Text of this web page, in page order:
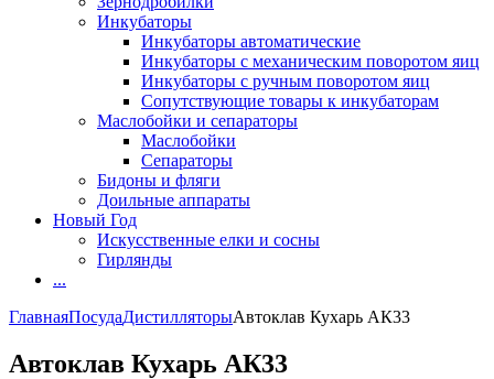
Инкубаторы
Инкубаторы автоматические
Инкубаторы с механическим поворотом яиц
Инкубаторы с ручным поворотом яиц
Сопутствующие товары к инкубаторам
Маслобойки и сепараторы
Маслобойки
Сепараторы
Бидоны и фляги
Доильные аппараты
Новый Год
Искусственные елки и сосны
Гирлянды
...
ГлавнаяПосудаДистилляторыАвтоклав Кухарь АК33
Автоклав Кухарь АК33